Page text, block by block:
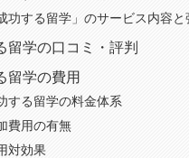
成功する留学」のサービス内容
留学の口コミ・評判
留学の費用
する留学の料金体系
費用の有無
対効果